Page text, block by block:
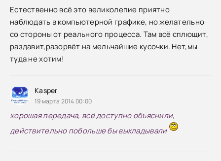
Естественно всё это великолепие приятно
наблюдать в компьютерной графике, но желательно
со стороны от реального процесса. Там всё сплющит,
раздавит,разорвёт на мельчайшие кусочки. Нет,мы
туда не хотим!
Kasper
19 марта 2014 00:00
хорошая передача, всё доступно объяснили,
действительно побольше бы выкладывали